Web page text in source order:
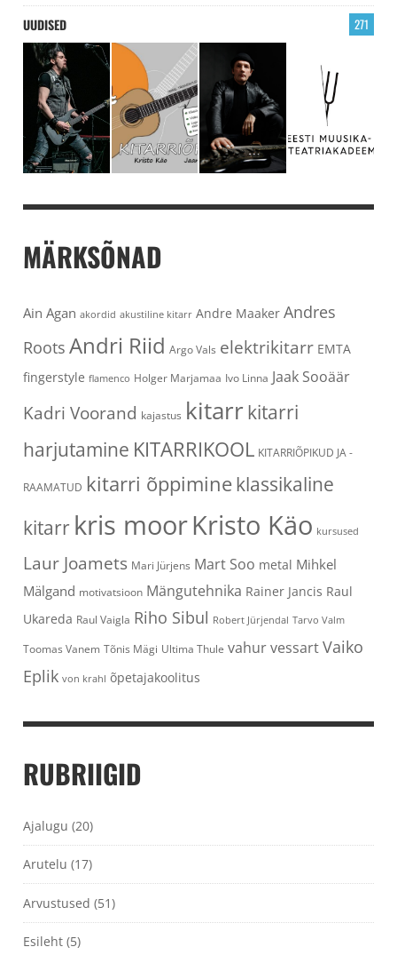
UUDISED 271
MÄRKSÕNAD
Ain Agan akordid akustiline kitarr Andre Maaker Andres
Roots Andri Riid Argo Vals elektrikitarr EMTA
fingerstyle flamenco Holger Marjamaa Ivo Linna Jaak Sooäär
Kadri Voorand kajastus kitarr kitarri
harjutamine KITARRIKOOL KITARRIÕPIKUD JA -
RAAMATUD kitarri õppimineklassikaline
kitarr kris moorKristo Käo kursused
Laur Joamets Mari Jürjens Mart Soo metal Mihkel
Mälgand motivatsioon Mängutehnika Rainer Jancis Raul
Ukareda Raul Vaigla Riho Sibul Robert Jürjendal Tarvo Valm
Toomas Vanem Tõnis Mägi Ultima Thule vahur vessartVaiko
Eplik von krahl õpetajakoolitus
RUBRIIGID
Ajalugu (20)
Arutelu (17)
Arvustused (51)
Esileht (5)